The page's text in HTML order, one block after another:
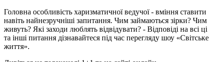
Головна особливість харизматичної ведучої - вміння ставити
навіть найнезручніші запитання. Чим займаються зірки? Чим
живуть? Які заходи люблять відвідувати? - Відповіді на всі ці
та інші питання дізнавайтеся під час перегляду шоу «Світське
життя».